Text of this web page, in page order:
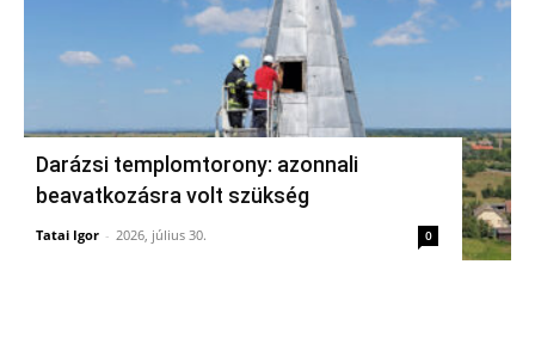
Darázsi templomtorony: azonnali
beavatkozásra volt szükség
Tatai Igor - 2026, július 30. 0